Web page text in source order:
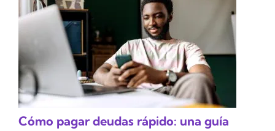
Cómo pagar deudas rápido: una guía